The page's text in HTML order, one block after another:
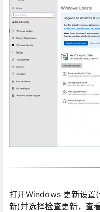
打开Windows 更新设
新)并选择检查更新，查